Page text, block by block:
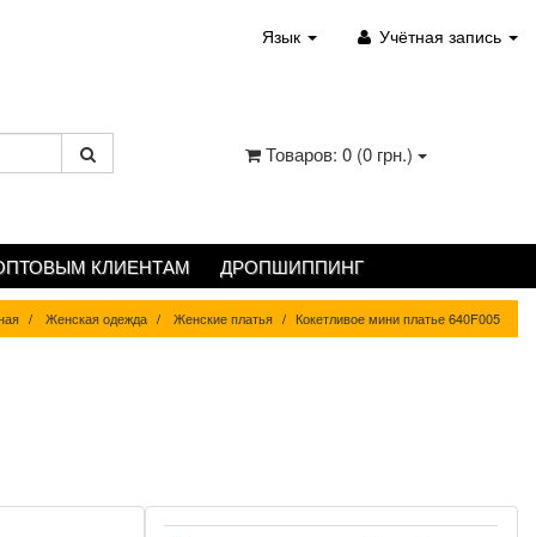
Язык Учётная запись
Товаров: 0 (0 грн.)
КЛИЕНТАМ ДРОПШИППИНГ
Женская одежда Женские платья Кокетливое мини платье 640F005